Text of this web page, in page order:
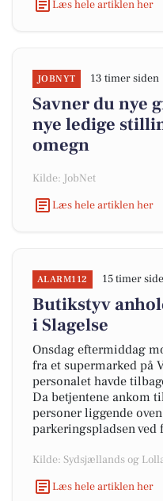
Læs hele artiklen her
JOBNYT 13 timer siden
Savner du nye
nye ledige
omegn
Kilde: JobNet
Læs hele artiklen her
ALARM112 15 timer
Butikstyv
i Slagelse
Onsdag eftermiddag
fra et supermarked på
personalet havde
Da betjentene ankom
personer liggende
parkeringspladsen ved
Kilde: Sydsjællands og
Læs hele artiklen her